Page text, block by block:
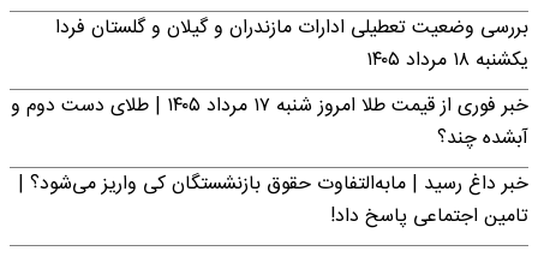
بررسی وضعیت تعطیلی ادارات مازندران و گیلان و گلستان فردا
یکشنبه ۱۸ مرداد ۱۴۰۵
خبر فوری از قیمت طلا امروز شنبه ۱۷ مرداد ۱۴۰۵ | طلای دست دوم و
آبشده چند؟
خبر داغ رسید | مابه‌التفاوت حقوق بازنشستگان کی واریز می‌شود؟ |
تامین اجتماعی پاسخ داد!